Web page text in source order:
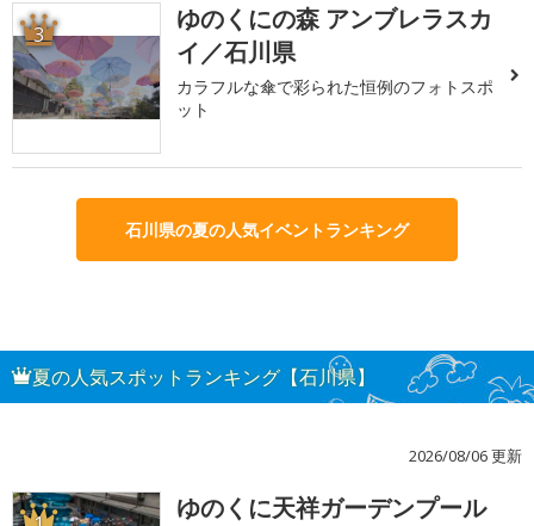
3
ゆのくにの森 アンブレラスカ
イ／石川県
カラフルな傘で彩られた恒例のフォトスポ
ット
石川県の夏の人気イベントランキング
夏の人気スポットランキング【石川県】
2026/08/06 更新
ゆのくに天祥ガーデンプール